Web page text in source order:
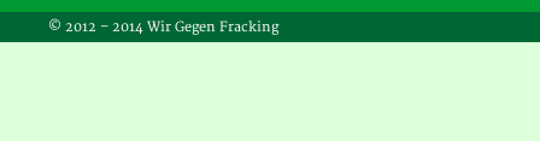
© 2012 – 2014 Wir Gegen Fracking